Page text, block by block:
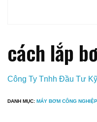
cách lắp
Công Ty Tnhh Đầu Tư
DANH MỤC: MÁY BƠM CÔNG NGHIỆP